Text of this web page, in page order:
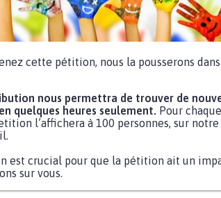
cette pétition, nous la pousserons dans
nous permettra de trouver de
quelques heures seulement. Pour
l’affichera à 100 personnes, sur
est crucial pour que la pétition ait un
sur vous.